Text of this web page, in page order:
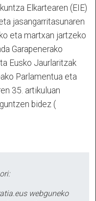
Elkartearen (EIE)
jasangarritasunaren
eta martxan jartzeko
Garapenerako
Eusko Jaurlaritzak
Parlamentua eta
35. artikuluan
bidez (
webguneko